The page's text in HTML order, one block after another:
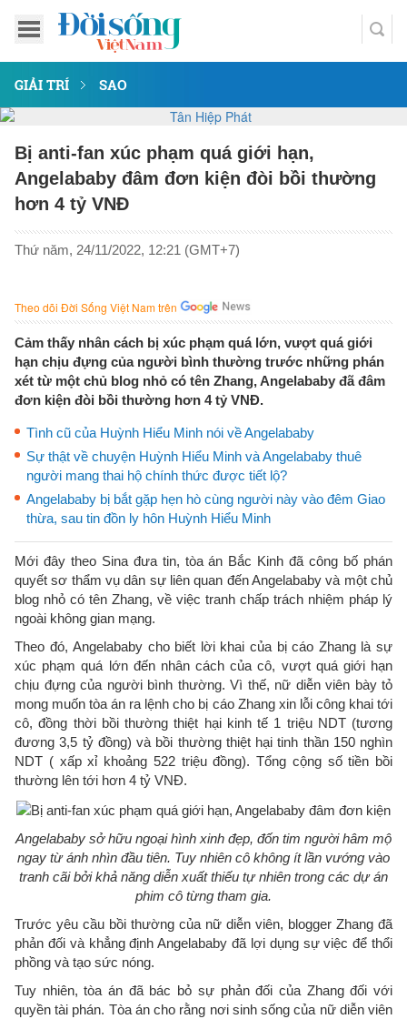
GIẢI TRÍ SAO
Bị anti-fan xúc phạm quá giới hạn,
Angelababy đâm đơn kiện đòi bồi thường
hơn 4 tỷ VNĐ
Thứ năm, 24/11/2022, 12:21 (GMT+7)
Theo dõi Đời Sống Việt Nam trên
Cảm thấy nhân cách bị xúc phạm quá lớn, vượt quá giới
hạn chịu đựng của người bình thường trước những phán
xét từ một chủ blog nhỏ có tên Zhang, Angelababy đã đâm
đơn kiện đòi bồi thường hơn 4 tỷ VNĐ.
Tình cũ của Huỳnh Hiểu Minh nói về Angelababy
Sự thật về chuyện Huỳnh Hiểu Minh và Angelababy thuê
người mang thai hộ chính thức được tiết lộ?
Angelababy bị bắt gặp hẹn hò cùng người này vào đêm Giao
thừa, sau tin đồn ly hôn Huỳnh Hiểu Minh
Mới đây theo Sina đưa tin, tòa án Bắc Kinh đã công bố phán
quyết sơ thẩm vụ dân sự liên quan đến Angelababy và một chủ
blog nhỏ có tên Zhang, về việc tranh chấp trách nhiệm pháp lý
ngoài không gian mạng.
Theo đó, Angelababy cho biết lời khai của bị cáo Zhang là sự
xúc phạm quá lớn đến nhân cách của cô, vượt quá giới hạn
chịu đựng của người bình thường. Vì thế, nữ diễn viên bày tỏ
mong muốn tòa án ra lệnh cho bị cáo Zhang xin lỗi công khai tới
cô, đồng thời bồi thường thiệt hại kinh tế 1 triệu NDT (tương
đương 3,5 tỷ đồng) và bồi thường thiệt hại tinh thần 150 nghìn
NDT ( xấp xỉ khoảng 522 triệu đồng). Tổng cộng số tiền bồi
thường lên tới hơn 4 tỷ VNĐ.
Angelababy sở hữu ngoại hình xinh đẹp, đốn tim người hâm mộ
ngay từ ánh nhìn đầu tiên. Tuy nhiên cô không ít lần vướng vào
tranh cãi bởi khả năng diễn xuất thiếu tự nhiên trong các dự án
phim cô từng tham gia.
Trước yêu cầu bồi thường của nữ diễn viên, blogger Zhang đã
phản đối và khẳng định Angelababy đã lợi dụng sự việc để thổi
phồng và tạo sức nóng.
Tuy nhiên, tòa án đã bác bỏ sự phản đối của Zhang đối với
quyền tài phán. Tòa án cho rằng nơi sinh sống của nữ diễn viên